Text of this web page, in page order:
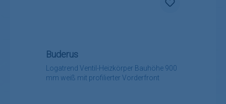
Logatrend Ventil-Heizkörper Bauhöhe 900
mm weiß mit profilierter Vorderfront
Buderus